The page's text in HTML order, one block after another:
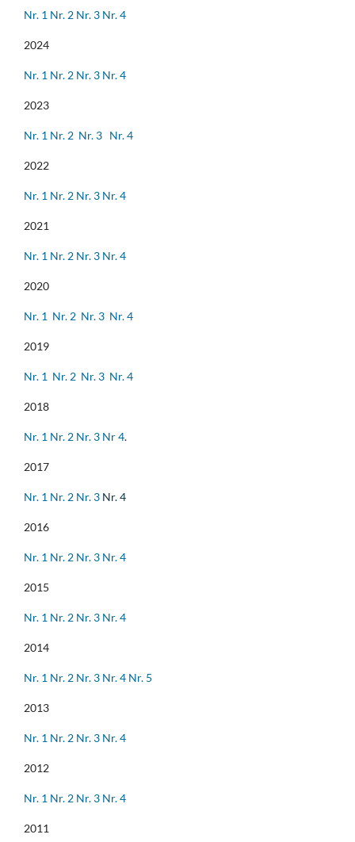
Nr. 1 Nr. 2 Nr. 3 Nr. 4
2024
Nr. 1 Nr. 2 Nr. 3 Nr. 4
2023
Nr. 1 Nr. 2 Nr. 3 Nr. 4
2022
Nr. 1 Nr. 2 Nr. 3 Nr. 4
2021
Nr. 1 Nr. 2 Nr. 3 Nr. 4
2020
Nr. 1 Nr. 2 Nr. 3 Nr. 4
2019
Nr. 1 Nr. 2 Nr. 3 Nr. 4
2018
Nr. 1 Nr. 2 Nr. 3 Nr 4.
2017
Nr. 1 Nr. 2 Nr. 3 Nr. 4
2016
Nr. 1 Nr. 2 Nr. 3 Nr. 4
2015
Nr. 1 Nr. 2 Nr. 3 Nr. 4
2014
Nr. 1 Nr. 2 Nr. 3 Nr. 4 Nr. 5
2013
Nr. 1 Nr. 2 Nr. 3 Nr. 4
2012
Nr. 1 Nr. 2 Nr. 3 Nr. 4
2011